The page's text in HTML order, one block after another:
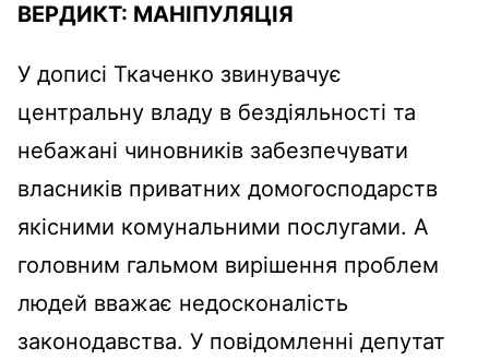
ВЕРДИКТ: МАНІПУЛЯЦІЯ
У дописі Ткаченко звинувачує
центральну владу в бездіяльності та
небажані чиновників забезпечувати
власників приватних домогосподарств
якісними комунальними послугами. А
головним гальмом вирішення проблем
людей вважає недосконалість
законодавства. У повідомленні депутат